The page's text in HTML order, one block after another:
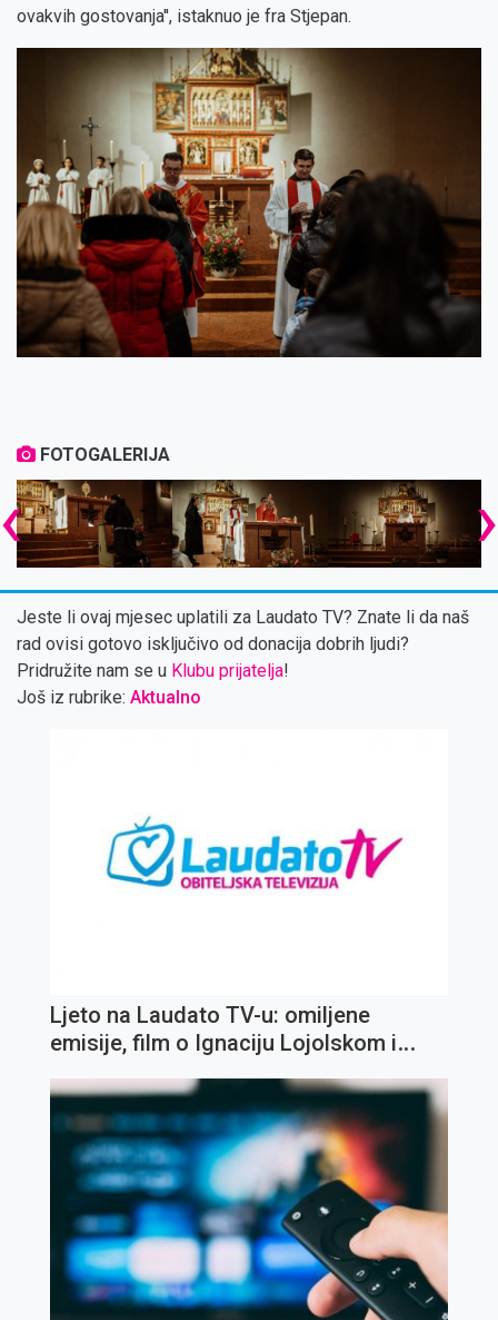
ovakvih gostovanja'', istaknuo je fra Stjepan.
FOTOGALERIJA
‹ ›
Jeste li ovaj mjesec uplatili za Laudato TV? Znate li da naš
rad ovisi gotovo isključivo od donacija dobrih ljudi?
Pridružite nam se u Klubu prijatelja!
Još iz rubrike: Aktualno
Ljeto na Laudato TV-u: omiljene
emisije, film o Ignaciju Lojolskom i